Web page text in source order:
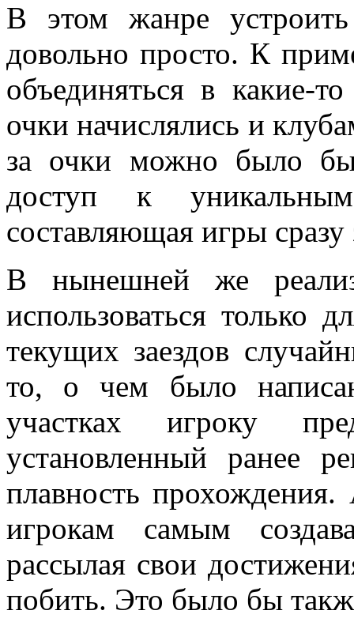
В этом жанре
довольно просто. К
объединяться в какие-
очки начислялись и
за очки можно было бы
доступ к
составляющая игры
В нынешней же
использоваться только
текущих заездов
то, о чем было
участках игроку
установленный ранее
плавность
игрокам самым
рассылая свои
побить. Это было бы